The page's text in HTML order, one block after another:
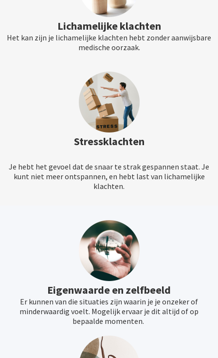
Lichamelijke klachten
Het kan zijn je lichamelijke klachten hebt zonder aanwijsbare
medische oorzaak.
Stressklachten
Je hebt het gevoel dat de snaar te strak gespannen staat. Je
kunt niet meer ontspannen, en hebt last van lichamelijke
klachten.
Eigenwaarde en zelfbeeld
Er kunnen van die situaties zijn waarin je je onzeker of
minderwaardig voelt. Mogelijk ervaar je dit altijd of op
bepaalde momenten.